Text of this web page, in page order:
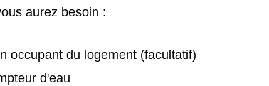
aurez besoin :
occupant du logement (facultatif)
d'eau